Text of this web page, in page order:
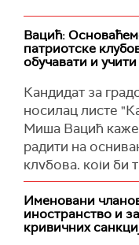
Вацић:
патриотске
обучавати и
Кандидат за
носилац листе
Миша Вацић каже
радити на
клубова, који би
код деце о
саопштила је
"Уместо да деца
Именовани
иностранство и
кривичних